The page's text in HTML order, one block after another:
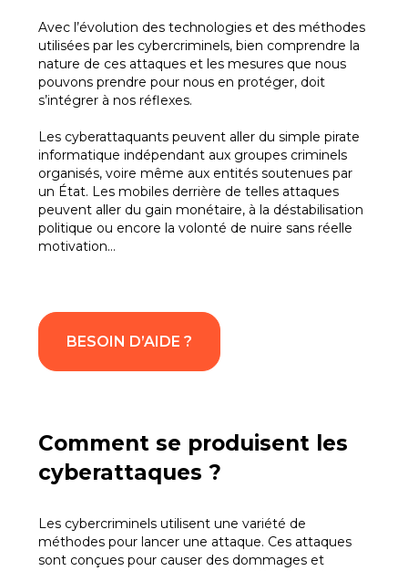
Avec l’évolution des technologies et des méthodes
utilisées par les cybercriminels, bien comprendre la
nature de ces attaques et les mesures que nous
pouvons prendre pour nous en protéger, doit
s’intégrer à nos réflexes.
Les cyberattaquants peuvent aller du simple pirate
informatique indépendant aux groupes criminels
organisés, voire même aux entités soutenues par
un État. Les mobiles derrière de telles attaques
peuvent aller du gain monétaire, à la déstabilisation
politique ou encore la volonté de nuire sans réelle
motivation…
BESOIN D’AIDE ?
Comment se produisent les
cyberattaques ?
Les cybercriminels utilisent une variété de
méthodes pour lancer une attaque. Ces attaques
sont conçues pour causer des dommages et